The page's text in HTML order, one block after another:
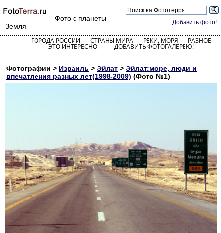
Добавить фото!
Фото с планеты
Земля
ГОРОДА РОССИИ СТРАНЫ МИРА РЕКИ, МОРЯ РАЗНОЕ
ЭТО ИНТЕРЕСНО ДОБАВИТЬ ФОТОГАЛЕРЕЮ!
Фотографии > Израиль > Эйлат > Эйлат:море, люди и
впечатления разных лет(1998-2009) (Фото №1)